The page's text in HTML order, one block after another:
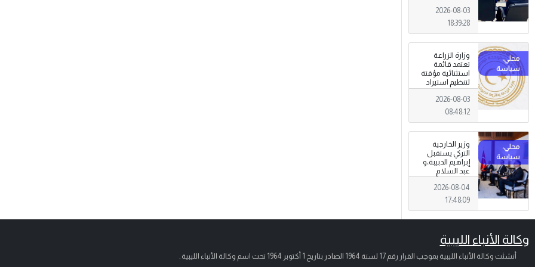
وتهديدات الأمن
القومي
2026-08-03
18:39:28
وزارة الزراعة
تعتمد قائمة
استثنائية مؤقتة
لتنظيم استيراد
وتداول المبيدات
الزراعية
2026-08-03
08:48:12
وزير الخارجية
التركي يستقبل
إبراهيم الدبيبة،و
عبد السلام
الزوبي في أنقرة
2026-08-04
17:48:09
وكالة الأنباء الليبية
أنشئت وكالة الأنباء الليبية بموجب القرار رقم 17 لسنة 1964 الصادر بتاريخ 1 أكتوبر 1964 تحت اسم وكالة الأنباء الليبية .